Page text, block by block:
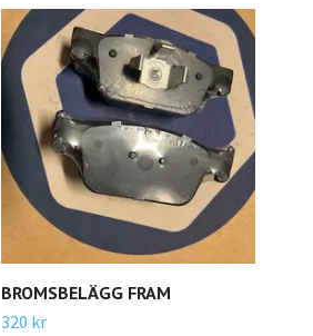
BROMSBELÄGG FRAM
320 kr